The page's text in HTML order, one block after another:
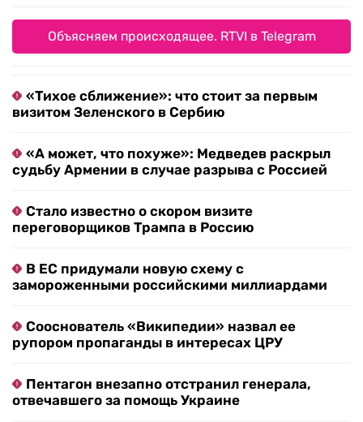
Объясняем происходящее. RTVI в Telegram
«Тихое сближение»: что стоит за первым
визитом Зеленского в Сербию
«А может, что похуже»: Медведев раскрыл
судьбу Армении в случае разрыва с Россией
Стало известно о скором визите
переговорщиков Трампа в Россию
В ЕС придумали новую схему с
замороженными российскими миллиардами
Сооснователь «Википедии» назвал ее
рупором пропаганды в интересах ЦРУ
Пентагон внезапно отстранил генерала,
отвечавшего за помощь Украине